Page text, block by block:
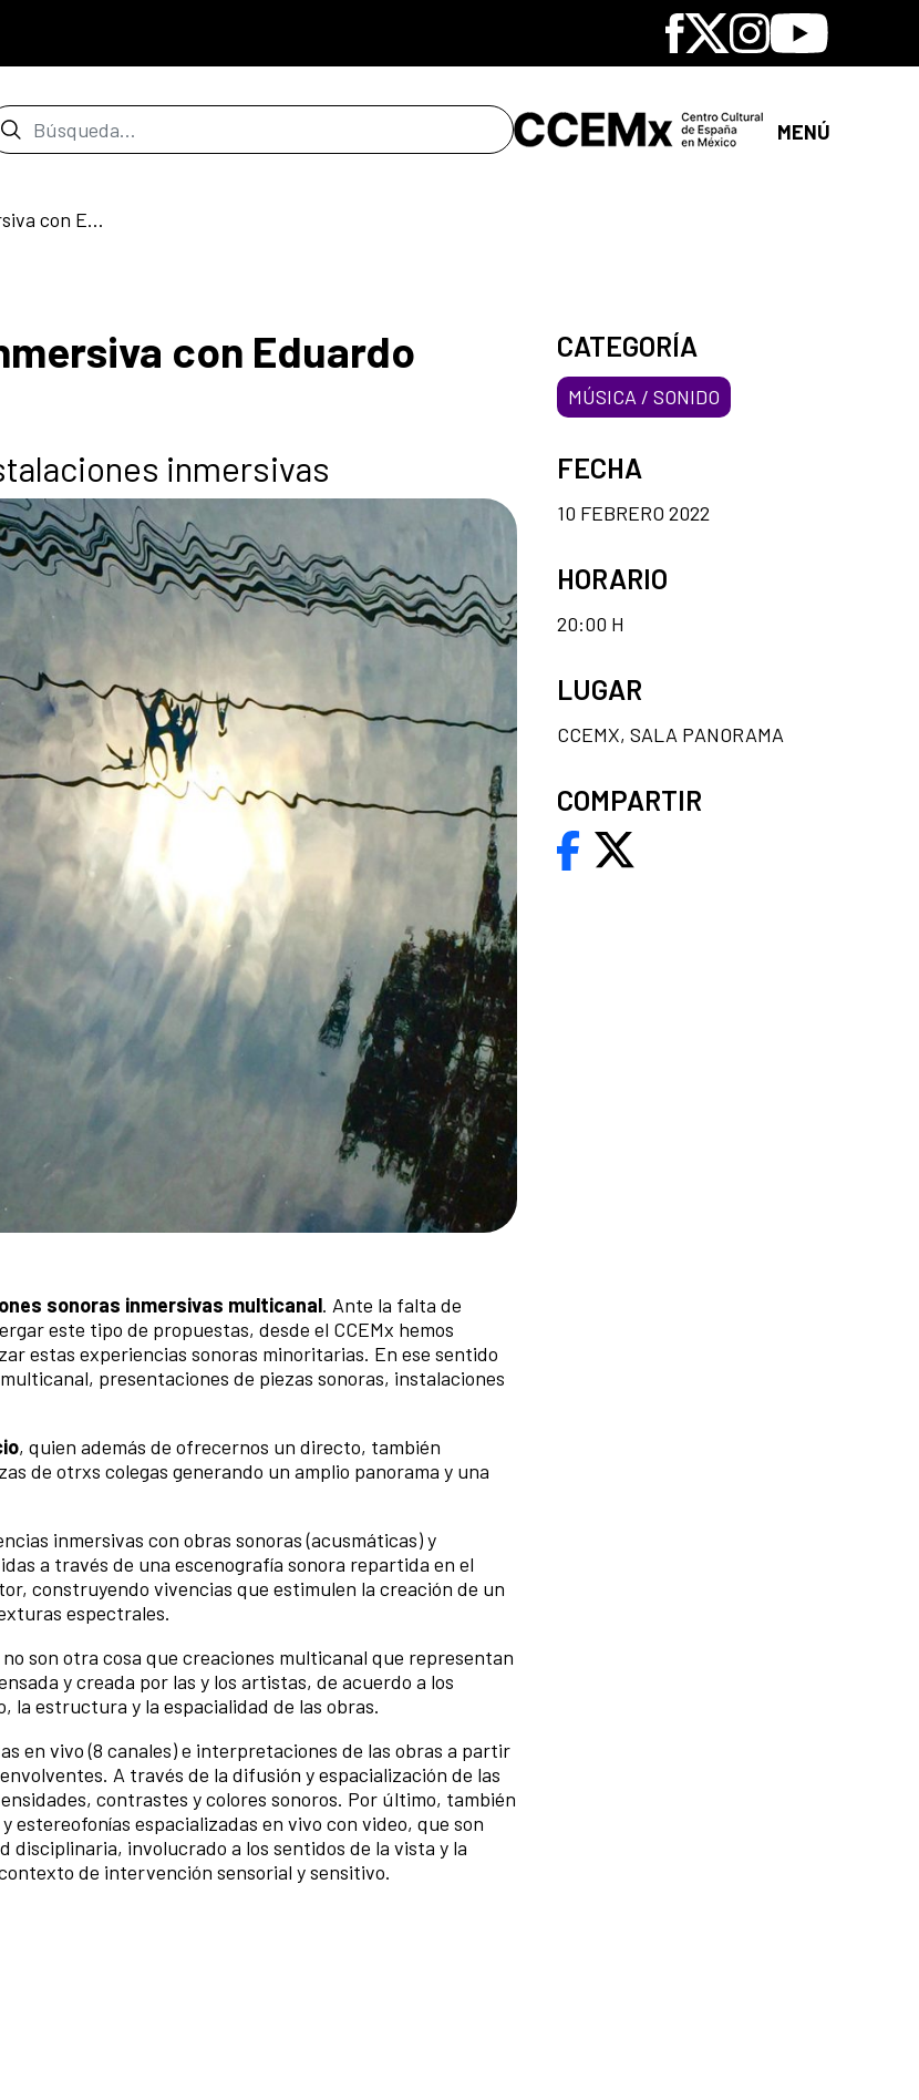
Facebook
X Instagram
Youtube
de búsqueda MENÚ
Panorámica_01: Tarde inmersiva con Eduardo Palacio
con Eduardo
inmersivas
sonoras inmersivas multicanal. Ante la falta de
este tipo de propuestas, desde el CCEMx hemos
estas experiencias sonoras minoritarias. En ese sentido
presentaciones de piezas sonoras, instalaciones
, quien además de ofrecernos un directo, también
de otrxs colegas generando un amplio panorama y una
inmersivas con obras sonoras (acusmáticas) y
a través de una escenografía sonora repartida en el
construyendo vivencias que estimulen la creación de un
espectrales.
son otra cosa que creaciones multicanal que representan
y creada por las y los artistas, de acuerdo a los
la estructura y la espacialidad de las obras.
en vivo (8 canales) e interpretaciones de las obras a partir
A través de la difusión y espacialización de las
contrastes y colores sonoros. Por último, también
espacializadas en vivo con video, que son
disciplinaria, involucrado a los sentidos de la vista y la
de intervención sensorial y sensitivo.
CATEGORÍA
MÚSICA / SONIDO
FECHA
10 FEBRERO 2022
HORARIO
20:00 H
LUGAR
CCEMX, SALA PANORAMA
COMPARTIR